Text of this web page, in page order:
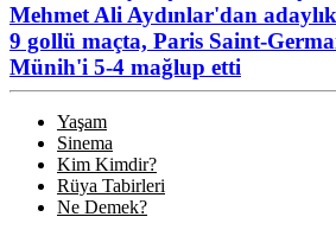
Mehmet Ali Aydınlar'dan adaylık
9 gollü maçta, Paris Saint-
Münih'i 5-4 mağlup etti
Yaşam
Sinema
Kim Kimdir?
Rüya Tabirleri
Ne Demek?